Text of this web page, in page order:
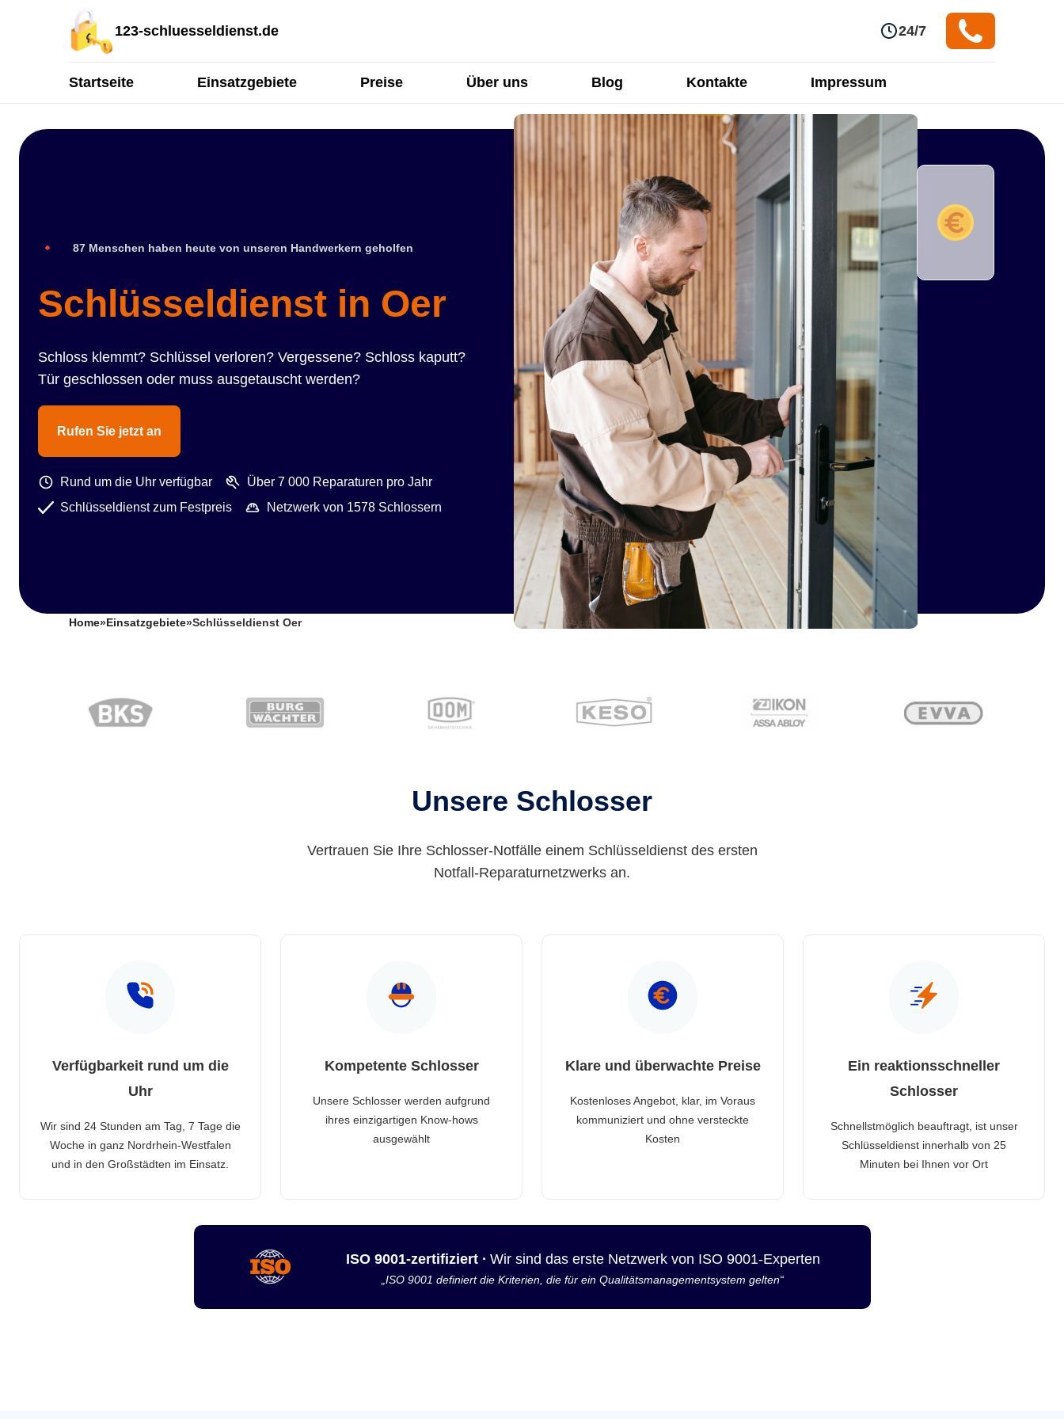
123-schluesseldienst.de 24/7
Startseite Einsatzgebiete Preise Über uns Blog Kontakte Impressum
87 Menschen haben heute von unseren Handwerkern geholfen
Schlüsseldienst in Oer
Schloss klemmt? Schlüssel verloren? Vergessene? Schloss kaputt?
Tür geschlossen oder muss ausgetauscht werden?
Rufen Sie jetzt an
Rund um die Uhr verfügbar
Über 7 000 Reparaturen pro Jahr
Schlüsseldienst zum Festpreis
Netzwerk von 1578 Schlossern
Home» Einsatzgebiete»Schlüsseldienst Oer
Unsere Schlosser
Vertrauen Sie Ihre Schlosser-Notfälle einem Schlüsseldienst des ersten
Notfall-Reparaturnetzwerks an.
Verfügbarkeit rund um die
Uhr
Wir sind 24 Stunden am Tag, 7 Tage die
Woche in ganz Nordrhein-Westfalen
und in den Großstädten im Einsatz.
Kompetente Schlosser
Unsere Schlosser werden aufgrund
ihres einzigartigen Know-hows
ausgewählt
Klare und überwachte Preise
Kostenloses Angebot, klar, im Voraus
kommuniziert und ohne versteckte
Kosten
Ein reaktionsschneller
Schlosser
Schnellstmöglich beauftragt, ist unser
Schlüsseldienst innerhalb von 25
Minuten bei Ihnen vor Ort
ISO 9001-zertifiziert · Wir sind das erste Netzwerk von ISO 9001-Experten
„ISO 9001 definiert die Kriterien, die für ein Qualitätsmanagementsystem gelten“